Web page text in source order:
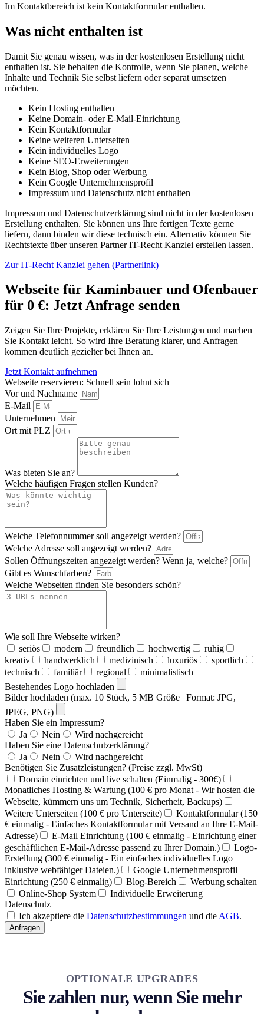
Im Kontaktbereich ist kein Kontaktformular enthalten.
Was nicht enthalten ist
Damit Sie genau wissen, was in der kostenlosen Erstellung nicht
enthalten ist. Sie behalten die Kontrolle, wenn Sie planen, welche
Inhalte und Technik Sie selbst liefern oder separat umsetzen
möchten.
Kein Hosting enthalten
Keine Domain- oder E-Mail-Einrichtung
Kein Kontaktformular
Keine weiteren Unterseiten
Kein individuelles Logo
Keine SEO-Erweiterungen
Kein Blog, Shop oder Werbung
Kein Google Unternehmensprofil
Impressum und Datenschutz nicht enthalten
Impressum und Datenschutzerklärung sind nicht in der kostenlosen
Erstellung enthalten. Sie können uns Ihre fertigen Texte gerne
liefern, dann binden wir diese technisch ein. Alternativ können Sie
Rechtstexte über unseren Partner IT-Recht Kanzlei erstellen lassen.
Zur IT-Recht Kanzlei gehen (Partnerlink)
Webseite für Kaminbauer und Ofenbauer
für 0 €: Jetzt Anfrage senden
Zeigen Sie Ihre Projekte, erklären Sie Ihre Leistungen und machen
Sie Kontakt leicht. So wird Ihre Beratung klarer, und Anfragen
kommen deutlich gezielter bei Ihnen an.
Jetzt Kontakt aufnehmen
Webseite reservieren: Schnell sein lohnt sich
Vor und Nachname
E-Mail
Unternehmen
Ort mit PLZ
Was bieten Sie an?
Welche häufigen Fragen stellen Kunden?
Welche Telefonnummer soll angezeigt werden?
Welche Adresse soll angezeigt werden?
Sollen Öffnungszeiten angezeigt werden? Wenn ja, welche?
Gibt es Wunschfarben?
Welche Webseiten finden Sie besonders schön?
Wie soll Ihre Webseite wirken?
seriös
modern freundlich hochwertig
ruhig
kreativ
handwerklich medizinisch luxuriös
sportlich
technisch
familiär regional
minimalistisch
Bestehendes Logo hochladen
Bilder hochladen (max. 10 Stück, 5 MB Größe | Format: JPG,
JPEG, PNG)
Haben Sie ein Impressum?
Ja
Nein
Wird nachgereicht
Haben Sie eine Datenschutzerklärung?
Ja
Nein
Wird nachgereicht
Benötigen Sie Zusatzleistungen? (Preise zzgl. MwSt)
Domain einrichten und live schalten (Einmalig - 300€)
Monatliches Hosting & Wartung (100 € pro Monat - Wir hosten die
Webseite, kümmern uns um Technik, Sicherheit, Backups)
Weitere Unterseiten (100 € pro Unterseite)
Kontaktformular (150
€ einmalig - Einfaches Kontaktformular mit Versand an Ihre E-Mail-
Adresse)
E-Mail Einrichtung (100 € einmalig - Einrichtung einer
geschäftlichen E-Mail-Adresse passend zu Ihrer Domain.)
Logo-
Erstellung (300 € einmalig - Ein einfaches individuelles Logo
inklusive webfähiger Dateien.)
Google Unternehmensprofil
Einrichtung (250 € einmalig)
Blog-Bereich
Werbung schalten
Online-Shop System
Individuelle Erweiterung
Datenschutz
Ich akzeptiere die Datenschutzbestimmungen und die AGB.
Anfragen
OPTIONALE UPGRADES
Sie zahlen nur, wenn Sie mehr